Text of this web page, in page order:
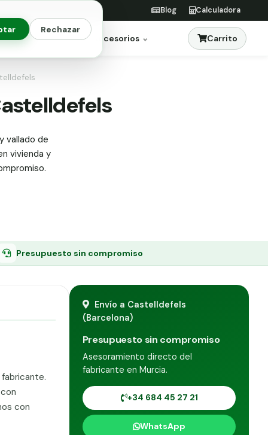
Rechazar
Blog Calculadora
Jardinería Accesorios Carrito
vallado de
vivienda y
Presupuesto sin compromiso
con
Envío a Castelldefels
(Barcelona)
Presupuesto sin compromiso
Asesoramiento directo del
fabricante en Murcia.
+34 684 45 27 21
WhatsApp